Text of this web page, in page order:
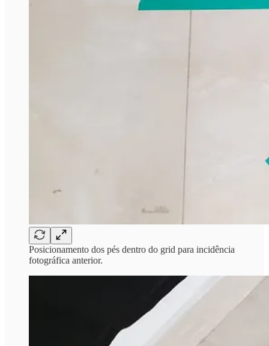
Posicionamento dos pés dentro do grid para incidência
fotográfica anterior.